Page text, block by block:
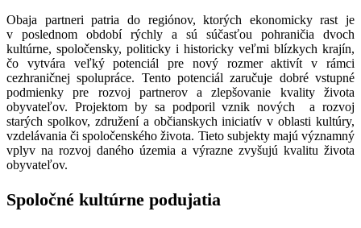
Obaja partneri patria do regiónov, ktorých ekonomicky rast je
v poslednom období rýchly a sú súčasťou pohraničia dvoch
kultúrne, spoločensky, politicky i historicky veľmi blízkych krajín,
čo vytvára veľký potenciál pre nový rozmer aktivít v rámci
cezhraničnej spolupráce. Tento potenciál zaručuje dobré vstupné
podmienky pre rozvoj partnerov a zlepšovanie kvality života
obyvateľov. Projektom by sa podporil vznik nových a rozvoj
starých spolkov, združení a občianskych iniciatív v oblasti kultúry,
vzdelávania či spoločenského života. Tieto subjekty majú významný
vplyv na rozvoj daného územia a výrazne zvyšujú kvalitu života
obyvateľov.
Spoločné kultúrne podujatia